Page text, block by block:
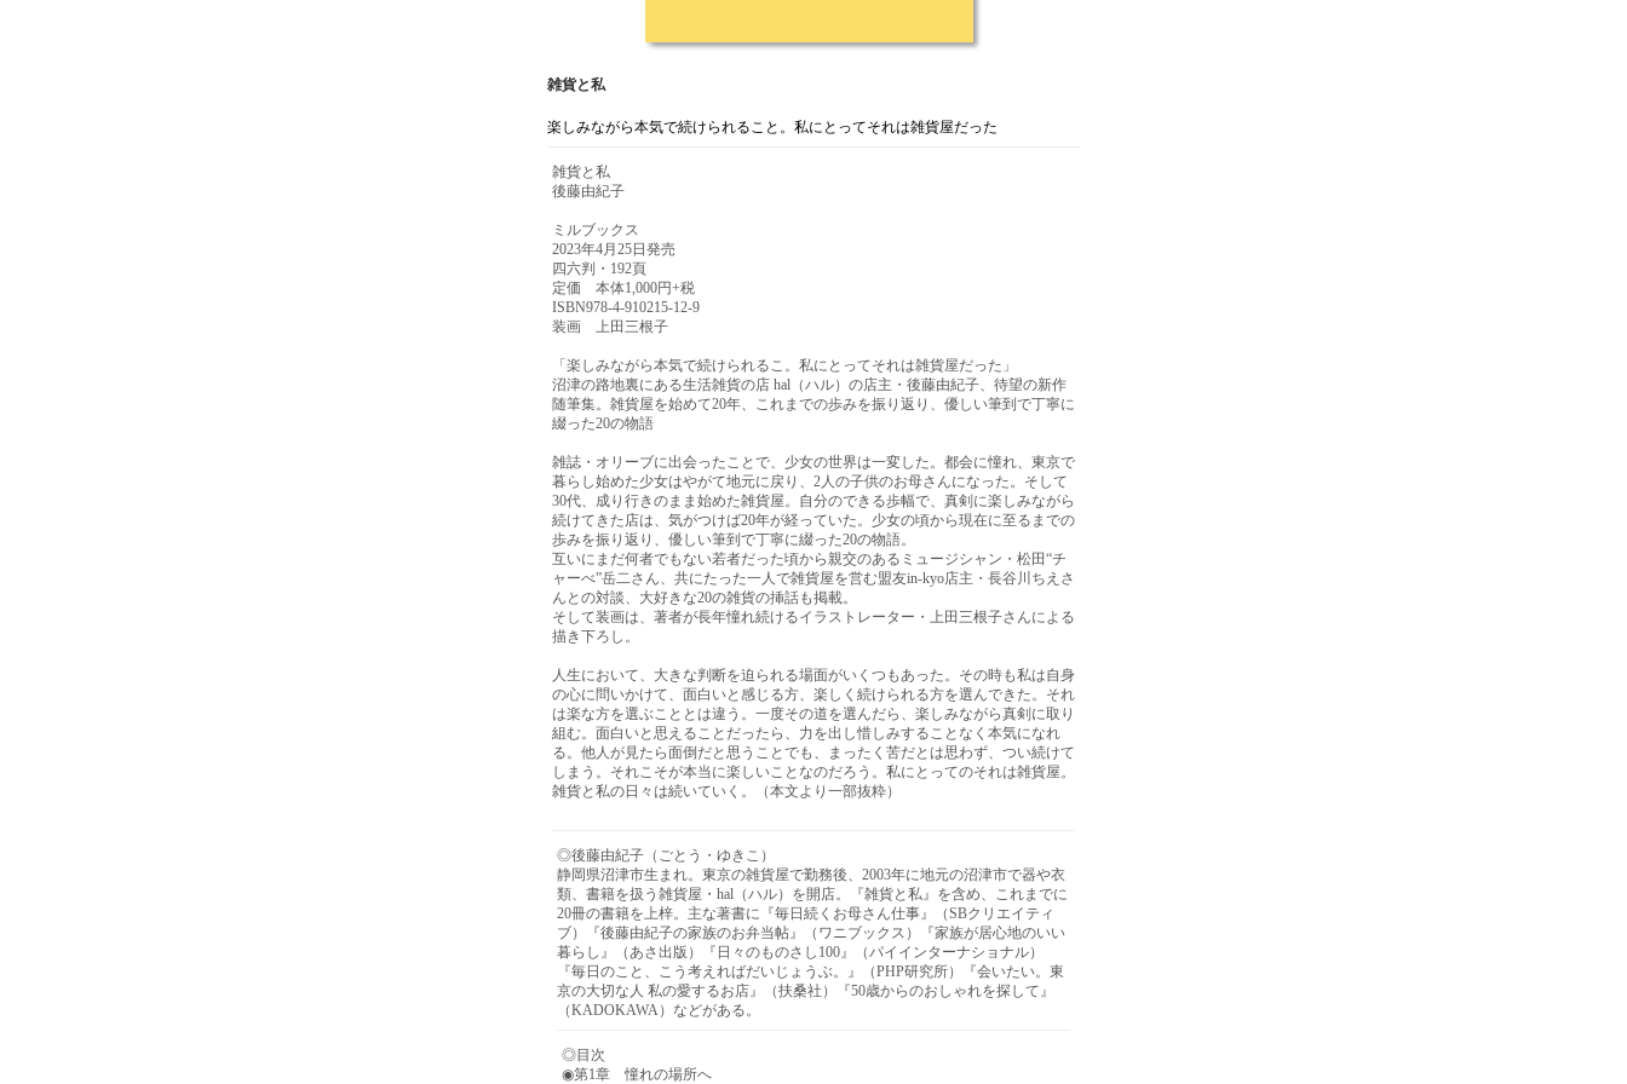
雑貨と私
楽しみながら本気で続けられること。私にとってそれは雑貨屋だった
雑貨と私
後藤由紀子
ミルブックス
2023年4月25日発売
四六判・192頁
定価 本体1,000円+税
ISBN978-4-910215-12-9
装画 上田三根子
「楽しみながら本気で続けられるこ。私にとってそれは雑貨屋だった」
沼津の路地裏にある生活雑貨の店 hal（ハル）の店主・後藤由紀子、待望の新作
随筆集。雑貨屋を始めて20年、これまでの歩みを振り返り、優しい筆到で丁寧に
綴った20の物語
雑誌・オリーブに出会ったことで、少女の世界は一変した。都会に憧れ、東京で
暮らし始めた少女はやがて地元に戻り、2人の子供のお母さんになった。そして
30代、成り行きのまま始めた雑貨屋。自分のできる歩幅で、真剣に楽しみながら
続けてきた店は、気がつけば20年が経っていた。少女の頃から現在に至るまでの
歩みを振り返り、優しい筆到で丁寧に綴った20の物語。
互いにまだ何者でもない若者だった頃から親交のあるミュージシャン・松田“チ
ャーべ”岳二さん、共にたった一人で雑貨屋を営む盟友in-kyo店主・長谷川ちえさ
んとの対談、大好きな20の雑貨の挿話も掲載。
そして装画は、著者が長年憧れ続けるイラストレーター・上田三根子さんによる
描き下ろし。
人生において、大きな判断を迫られる場面がいくつもあった。その時も私は自身
の心に問いかけて、面白いと感じる方、楽しく続けられる方を選んできた。それ
は楽な方を選ぶこととは違う。一度その道を選んだら、楽しみながら真剣に取り
組む。面白いと思えることだったら、力を出し惜しみすることなく本気になれ
る。他人が見たら面倒だと思うことでも、まったく苦だとは思わず、つい続けて
しまう。それこそが本当に楽しいことなのだろう。私にとってのそれは雑貨屋。
雑貨と私の日々は続いていく。（本文より一部抜粋）
◎後藤由紀子（ごとう・ゆきこ）
静岡県沼津市生まれ。東京の雑貨屋で勤務後、2003年に地元の沼津市で器や衣
類、書籍を扱う雑貨屋・hal（ハル）を開店。『雑貨と私』を含め、これまでに
20冊の書籍を上梓。主な著書に『毎日続くお母さん仕事』（SBクリエイティ
ブ）『後藤由紀子の家族のお弁当帖』（ワニブックス）『家族が居心地のいい
暮らし』（あさ出版）『日々のものさし100』（パイインターナショナル）
『毎日のこと、こう考えればだいじょうぶ。』（PHP研究所）『会いたい。東
京の大切な人 私の愛するお店』（扶桑社）『50歳からのおしゃれを探して』
（KADOKAWA）などがある。
◎目次
◉第1章 憧れの場所へ